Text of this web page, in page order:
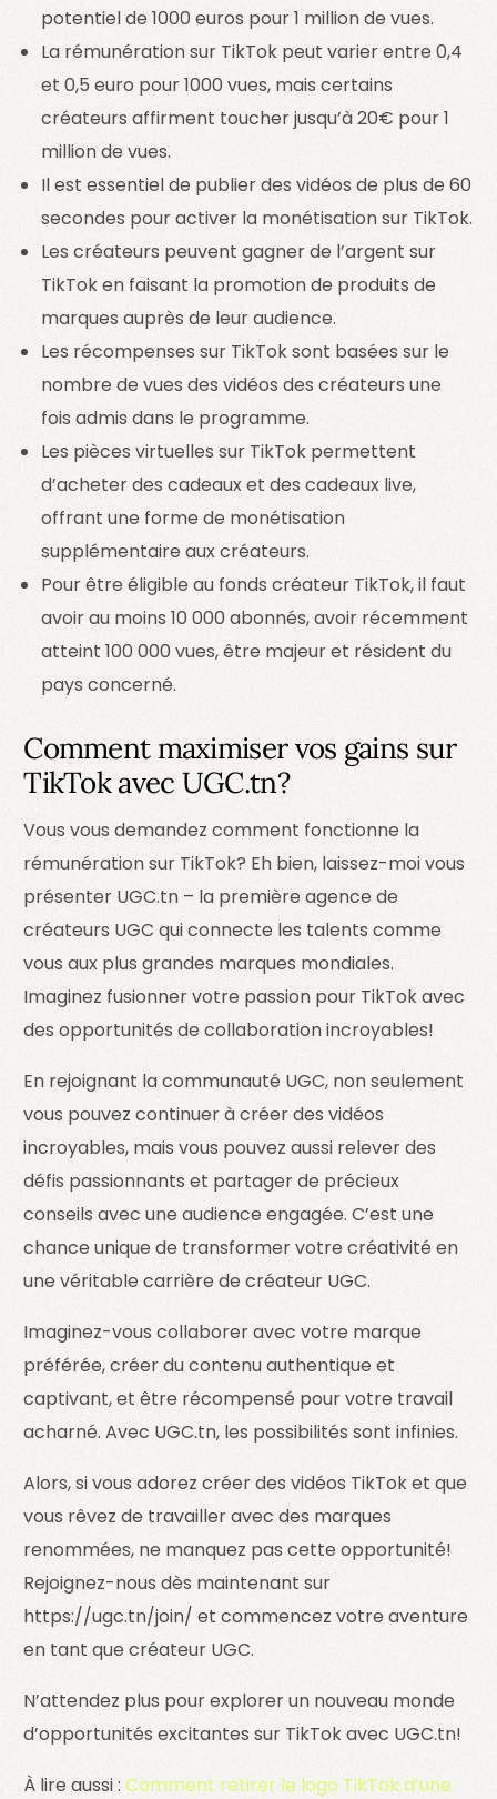
potentiel de 1000 euros pour 1 million de vues.
La rémunération sur TikTok peut varier entre 0,4
et 0,5 euro pour 1000 vues, mais certains
créateurs affirment toucher jusqu’à 20€ pour 1
million de vues.
Il est essentiel de publier des vidéos de plus de 60
secondes pour activer la monétisation sur TikTok.
Les créateurs peuvent gagner de l’argent sur
TikTok en faisant la promotion de produits de
marques auprès de leur audience.
Les récompenses sur TikTok sont basées sur le
nombre de vues des vidéos des créateurs une
fois admis dans le programme.
Les pièces virtuelles sur TikTok permettent
d’acheter des cadeaux et des cadeaux live,
offrant une forme de monétisation
supplémentaire aux créateurs.
Pour être éligible au fonds créateur TikTok, il faut
avoir au moins 10 000 abonnés, avoir récemment
atteint 100 000 vues, être majeur et résident du
pays concerné.
Comment maximiser vos gains sur
TikTok avec UGC.tn?
Vous vous demandez comment fonctionne la
rémunération sur TikTok? Eh bien, laissez-moi vous
présenter UGC.tn – la première agence de
créateurs UGC qui connecte les talents comme
vous aux plus grandes marques mondiales.
Imaginez fusionner votre passion pour TikTok avec
des opportunités de collaboration incroyables!
En rejoignant la communauté UGC, non seulement
vous pouvez continuer à créer des vidéos
incroyables, mais vous pouvez aussi relever des
défis passionnants et partager de précieux
conseils avec une audience engagée. C’est une
chance unique de transformer votre créativité en
une véritable carrière de créateur UGC.
Imaginez-vous collaborer avec votre marque
préférée, créer du contenu authentique et
captivant, et être récompensé pour votre travail
acharné. Avec UGC.tn, les possibilités sont infinies.
Alors, si vous adorez créer des vidéos TikTok et que
vous rêvez de travailler avec des marques
renommées, ne manquez pas cette opportunité!
Rejoignez-nous dès maintenant sur
https://ugc.tn/join/ et commencez votre aventure
en tant que créateur UGC.
N’attendez plus pour explorer un nouveau monde
d’opportunités excitantes sur TikTok avec UGC.tn!
À lire aussi :Comment retirer le logo TikTok d’une